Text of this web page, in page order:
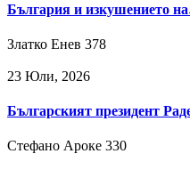
България и изкушението
Златко Енев 378
23 Юли, 2026
Българският президент
Стефано Ароке 330